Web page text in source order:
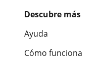
Descubre más
Ayuda
Cómo funciona